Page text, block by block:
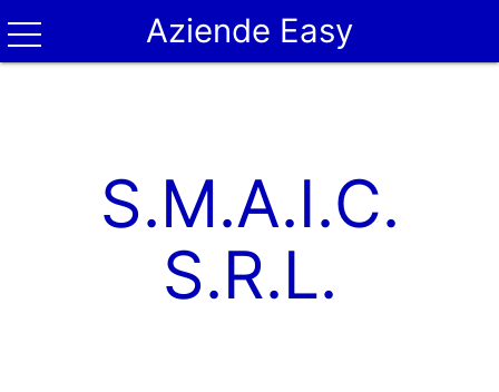
Aziende Easy
S.M.A.I.C.
S.R.L.